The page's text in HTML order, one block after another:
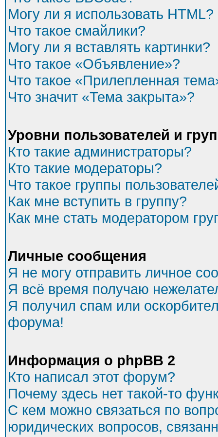
Могу ли я использовать HTML?
Что такое смайлики?
Могу ли я вставлять картинки?
Что такое «Объявление»?
Что такое «Прилепленная
Что значит «Тема закрыта»?
Уровни пользователей и
Кто такие администраторы?
Кто такие модераторы?
Что такое группы
Как мне вступить в группу?
Как мне стать модератором
Личные сообщения
Я не могу отправить личное
Я всё время получаю
Я получил спам или
форума!
Информация о phpBB 2
Кто написал этот форум?
Почему здесь нет такой-то
С кем можно связаться по
юридических вопросов,